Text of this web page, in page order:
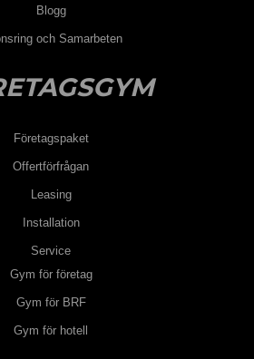
Blogg
och Samarbeten
Företagspaket
Offertförfrågan
Leasing
Installation
Service
Gym för företag
Gym för BRF
Gym för hotell